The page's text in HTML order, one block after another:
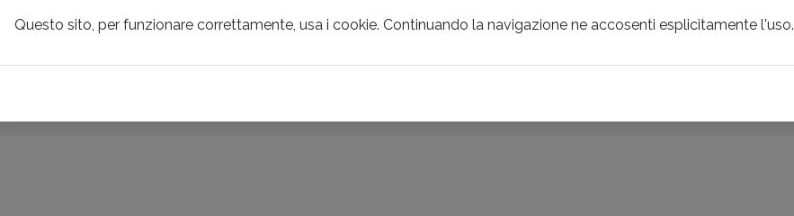
Questo sito, per funzionare correttamente, usa i cookie. Continuando la navigazione ne accosenti esplicitamente l'uso.